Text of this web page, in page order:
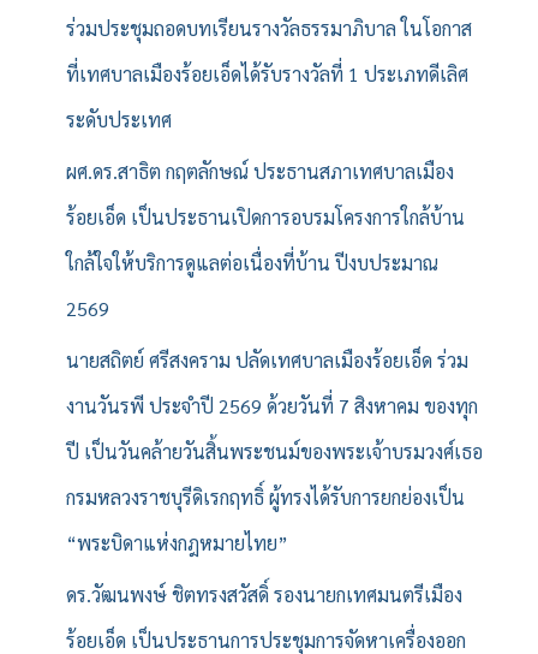
ร่วมประชุมถอดบทเรียนรางวัลธรรมาภิบาล ในโอกาส
ที่เทศบาลเมืองร้อยเอ็ดได้รับรางวัลที่ 1 ประเภทดีเลิศ
ระดับประเทศ
ผศ.ดร.สาธิต กฤตลักษณ์ ประธานสภาเทศบาลเมือง
ร้อยเอ็ด เป็นประธานเปิดการอบรมโครงการใกล้บ้าน
ใกล้ใจให้บริการดูแลต่อเนื่องที่บ้าน ปีงบประมาณ
2569
นายสถิตย์ ศรีสงคราม ปลัดเทศบาลเมืองร้อยเอ็ด ร่วม
งานวันรพี ประจำปี 2569 ด้วยวันที่ 7 สิงหาคม ของทุก
ปี เป็นวันคล้ายวันสิ้นพระชนม์ของพระเจ้าบรมวงศ์เธอ
กรมหลวงราชบุรีดิเรกฤทธิ์ ผู้ทรงได้รับการยกย่องเป็น
“พระบิดาแห่งกฎหมายไทย”
ดร.วัฒนพงษ์ ชิตทรงสวัสดิ์ รองนายกเทศมนตรีเมือง
ร้อยเอ็ด เป็นประธานการประชุมการจัดหาเครื่องออก